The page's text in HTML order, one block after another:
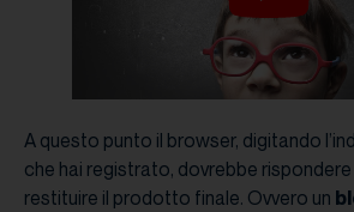
A questo punto il browser, digitando
che hai registrato, dovrebbe
restituire il prodotto finale. Ovvero un